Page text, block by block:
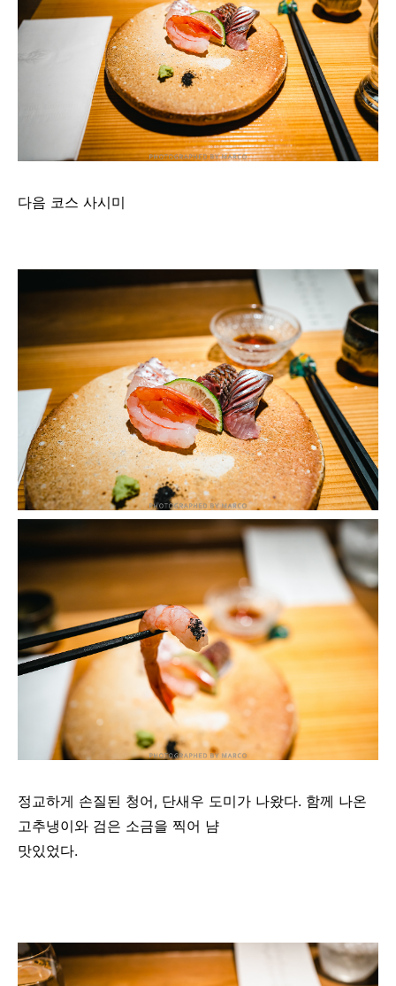
다음 코스 사시미
정교하게 손질된 청어, 단새우 도미가 나왔다. 함께 나온
고추냉이와 검은 소금을 찍어 냠
맛있었다.